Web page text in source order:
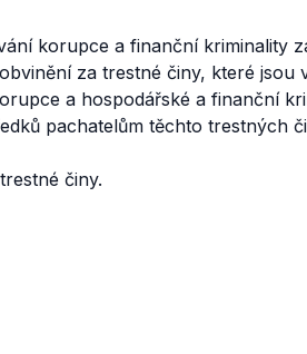
korupce a finanční kriminality
za trestné činy, které jsou
a hospodářské a finanční
pachatelům těchto trestných
činy.